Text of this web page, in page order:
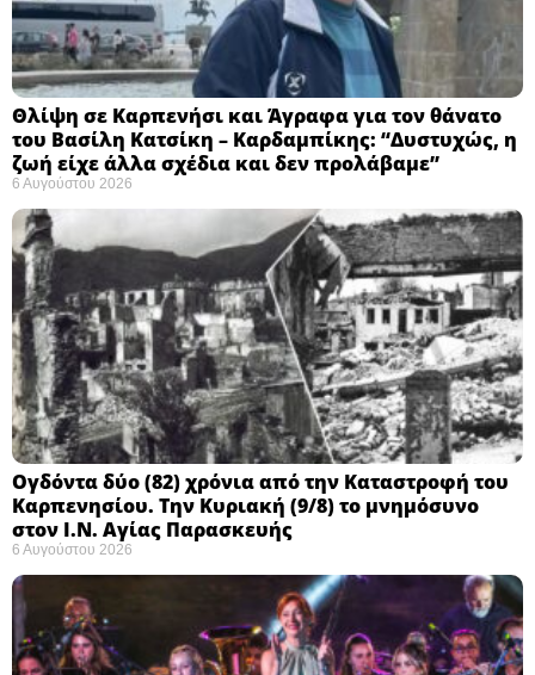
Θλίψη σε Καρπενήσι και Άγραφα για τον θάνατο
του Βασίλη Κατσίκη – Καρδαμπίκης: “Δυστυχώς, η
ζωή είχε άλλα σχέδια και δεν προλάβαμε”
6 Αυγούστου 2026
Ογδόντα δύο (82) χρόνια από την Καταστροφή του
Καρπενησίου. Την Κυριακή (9/8) το μνημόσυνο
στον Ι.Ν. Αγίας Παρασκευής
6 Αυγούστου 2026